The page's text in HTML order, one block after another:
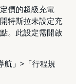
價的超級充電
特斯拉未設定充
。此設定需開啟
航」>「行程規